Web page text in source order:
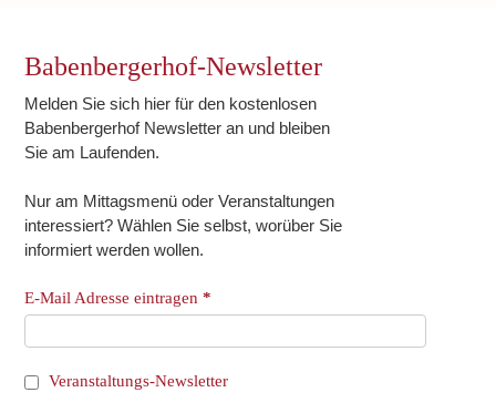
Babenbergerhof-Newsletter
Melden Sie sich hier für den kostenlosen
Babenbergerhof Newsletter an und bleiben
Sie am Laufenden.
Nur am Mittagsmenü oder Veranstaltungen
interessiert? Wählen Sie selbst, worüber Sie
informiert werden wollen.
E-Mail Adresse eintragen*
Veranstaltungs-Newsletter